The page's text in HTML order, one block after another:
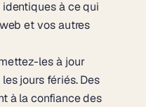
à ce qui
et vos autres
les à jour
jours fériés. Des
à la confiance des